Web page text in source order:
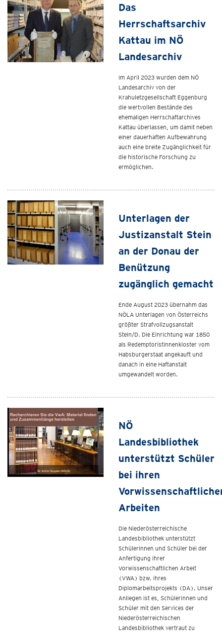
Das
Herrschaftsarchiv
Kattau im NÖ
Landesarchiv
Im April 2023 wurden dem NÖ
Landesarchiv von der
Krahuletzgesellschaft Eggenburg
die wertvollen Bestände des
ehemaligen Herrschaftarchives
Kattau überlassen, um damit neben
einer dauerhaften Aufbewahrung
auch eine breite Zugänglichkeit für
die historische Forschung zu
ermöglichen.
Unterlagen der
Justizanstalt Stein
an der Donau der
Benützung
zugänglich gemacht
Ende August 2023 übernahm das
NÖLA Unterlagen von Österreichs
größter Strafvollzugsanstalt
Stein/D. Die Einrichtung war 1850
als Redemptoristinnenkloster vom
Habsburgerstaat angekauft und
danach in eine Haftanstalt
umgewandelt worden.
NÖ
Landesbibliothek
unterstützt Schüler
bei ihren
Arbeiten
Die Niederösterreichische
Landesbibliothek unterstützt
Schülerinnen und Schüler bei der
Anfertigung ihrer
Vorwissenschaftlichen Arbeit
(VWA) bzw. ihres
Diplomarbeitsprojekts (DA). Unser
Anliegen ist es, Schülerinnen und
Schüler mit den Services der
Niederösterreichischen
Landesbibliothek vertraut zu